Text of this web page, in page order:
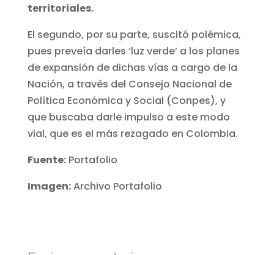
territoriales.
El segundo, por su parte, suscitó polémica,
pues preveía darles ‘luz verde’ a los planes
de expansión de dichas vías a cargo de la
Nación, a través del Consejo Nacional de
Política Económica y Social (Conpes), y
que buscaba darle impulso a este modo
vial, que es el más rezagado en Colombia.
Fuente:Portafolio
Imagen:Archivo Portafolio